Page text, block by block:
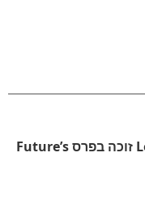
Logitech Reach זוכה בפרס Future’s